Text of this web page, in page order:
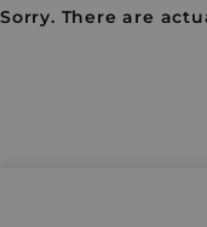
Sorry. There are